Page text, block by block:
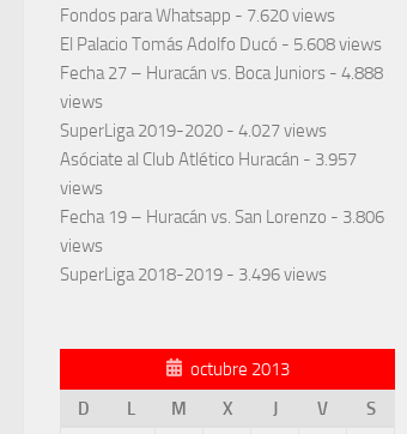
Fondos para Whatsapp - 7.620 views
El Palacio Tomás Adolfo Ducó - 5.608 views
Fecha 27 – Huracán vs. Boca Juniors - 4.888
views
SuperLiga 2019-2020 - 4.027 views
Asóciate al Club Atlético Huracán - 3.957
views
Fecha 19 – Huracán vs. San Lorenzo - 3.806
views
SuperLiga 2018-2019 - 3.496 views
octubre 2013
D
L M X J V
S